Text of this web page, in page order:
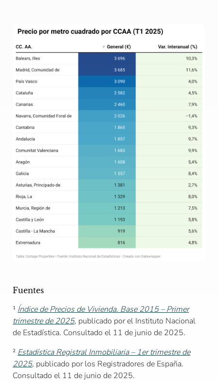
Fuentes
¹ Índice de Precios de Vivienda. Base 2015 – Primer
trimestre de 2025, publicado por el Instituto Nacional
de Estadística. Consultado el 11 de junio de 2025.
²Estadística Registral Inmobiliaria – 1er trimestre de
2025, publicado por los Registradores de España.
Consultado el 11 de junio de 2025.